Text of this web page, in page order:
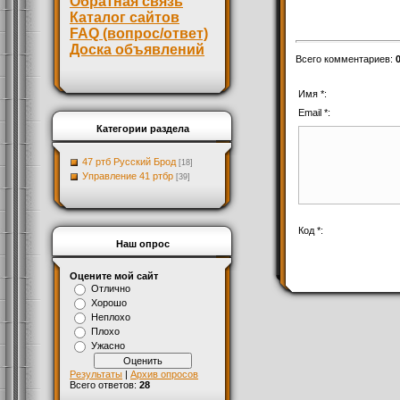
Каталог сайтов
FAQ (вопрос/ответ)
Доска объявлений
Категории раздела
47 ртб Русский Брод [18]
Управление 41 ртбр [39]
Наш опрос
Оцените мой сайт
Отлично
Хорошо
Неплохо
Плохо
Ужасно
Результаты | Архив опросов
Всего ответов: 28
Всего комментариев: 0
Имя *:
Email *:
Код *: